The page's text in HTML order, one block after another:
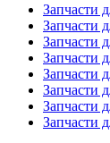
Запчасти
Запчасти
Запчасти
Запчасти
Запчасти
Запчасти
Запчасти
Запчасти